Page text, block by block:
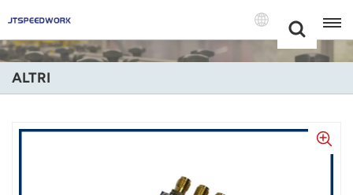
+86 -18681515767
English
Français
ALTRI